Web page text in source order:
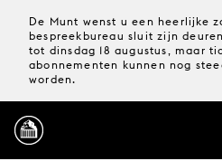
De Munt wenst u een heerlijke
bespreekbureau sluit zijn
tot dinsdag 18 augustus, maar
abonnementen kunnen nog
worden.